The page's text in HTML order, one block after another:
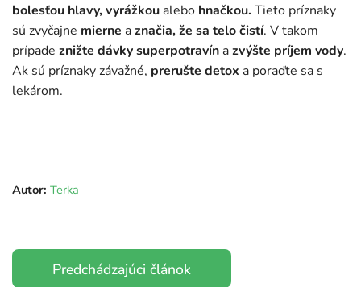
bolesťou hlavy, vyrážkou alebo hnačkou. Tieto príznaky
sú zvyčajne mierne aznačia, že sa telo čistí. V takom
prípade znižte dávky superpotravín azvýšte príjem vody.
Ak sú príznaky závažné, prerušte detox a poraďte sa s
lekárom.
Autor: Terka
Predchádzajúci článok